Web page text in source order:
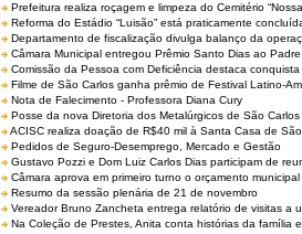
Prefeitura realiza roçagem e limpeza do Cemitério
Reforma do Estádio “Luisão” está praticamente
Departamento de fiscalização divulga balanço da
Câmara Municipal entregou Prêmio Santo Dias ao
Comissão da Pessoa com Deficiência destaca
Filme de São Carlos ganha prêmio de Festival Latino-
Nota de Falecimento - Professora Diana Cury
Posse da nova Diretoria dos Metalúrgicos de São
ACISC realiza doação de R$40 mil à Santa Casa de
Pedidos de Seguro-Desemprego, Mercado e Gestão
Gustavo Pozzi e Dom Luiz Carlos Dias participam de
Câmara aprova em primeiro turno o orçamento
Resumo da sessão plenária de 21 de novembro
Vereador Bruno Zancheta entrega relatório de visitas a
Na Coleção de Prestes, Anita conta histórias da família